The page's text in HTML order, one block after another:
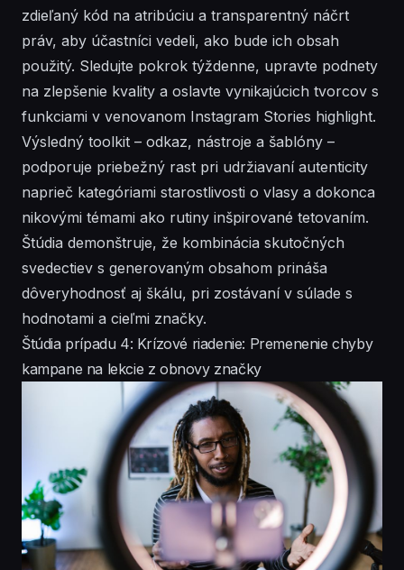
zdieľaný kód na atribúciu a transparentný náčrt
práv, aby účastníci vedeli, ako bude ich obsah
použitý. Sledujte pokrok týždenne, upravte podnety
na zlepšenie kvality a oslavte vynikajúcich tvorcov s
funkciami v venovanom Instagram Stories highlight.
Výsledný toolkit – odkaz, nástroje a šablóny –
podporuje priebežný rast pri udržiavaní autenticity
naprieč kategóriami starostlivosti o vlasy a dokonca
nikovými témami ako rutiny inšpirované tetovaním.
Štúdia demonštruje, že kombinácia skutočných
svedectiev s generovaným obsahom prináša
dôveryhodnosť aj škálu, pri zostávaní v súlade s
hodnotami a cieľmi značky.
Štúdia prípadu 4: Krízové riadenie: Premenenie chyby
kampane na lekcie z obnovy značky